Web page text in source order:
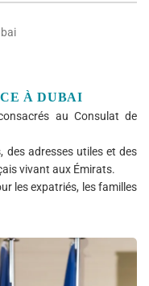
À DUBAI
au Consulat de
des adresses utiles et des
vivant aux Émirats.
les expatriés, les familles